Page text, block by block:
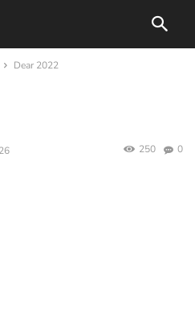
Dear 2022
0
250